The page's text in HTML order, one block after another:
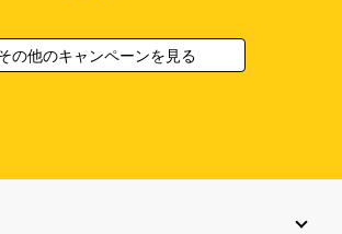
の他のキャンペーンを見る